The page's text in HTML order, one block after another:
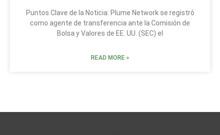
Puntos Clave de la Noticia: Plume Network se registró
como agente de transferencia ante la Comisión de
Bolsa y Valores de EE. UU. (SEC) el
READ MORE »